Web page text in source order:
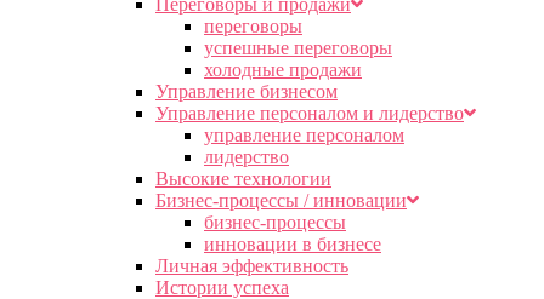
Переговоры и продажи
переговоры
успешные переговоры
холодные продажи
Управление бизнесом
Управление персоналом и лидерство
управление персоналом
лидерство
Высокие технологии
Бизнес-процессы / инновации
бизнес-процессы
инновации в бизнесе
Личная эффективность
Истории успеха